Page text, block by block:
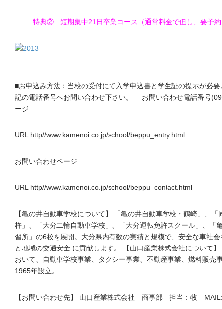
特典② 短期集中21日卒業コース（通常料金で但し、要予約
■お申込み方法：当校の受付にて入学申込書と学生証の提示が必
記の電話番号へお問い合わせ下さい。 お問い合わせ電話番号
ージ
URL http//www.kamenoi.co.jp/school/beppu_entry.html
お問い合わせページ
URL http//www.kamenoi.co.jp/school/beppu_contact.html
【亀の井自動車学校について】 「亀の井自動車学校・鶴崎」、「
杵」、「大分二輪自動車学校」、「大分運転免許スクール」、「
習所」の6校を展開。大分県内有数の実績と規模で、安全な車社
と地域の交通安全.に貢献します。 【山口産業株式会社について
おいて、自動車学校事業、タクシー事業、不動産事業、燃料販売
1965年設立。
【お問い合わせ先】 山口産業株式会社 商事部 担当：牧 MAIL: